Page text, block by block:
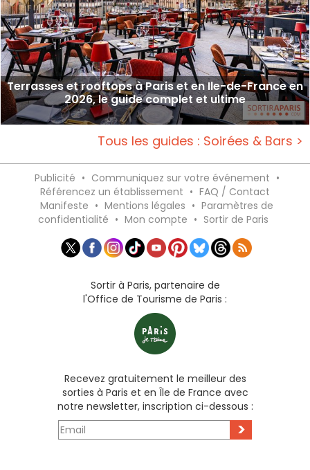
Terrasses et rooftops à Paris et en Ile-de-France en
2026, le guide complet et ultime
Tous les guides : Soirées & Bars >
Publicité • Communiquez sur votre événement •
Référencez un établissement • FAQ / Contact
Manifeste • Mentions légales • Paramètres de
confidentialité • Mon compte • Sortir de Paris
Sortir à Paris, partenaire de
l'Office de Tourisme de Paris :
Recevez gratuitement le meilleur des
sorties à Paris et en Île de France avec
notre newsletter, inscription ci-dessous :
>